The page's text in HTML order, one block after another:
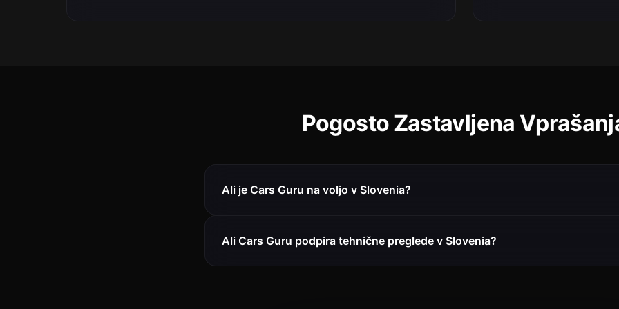
Pogosto Zastavljena
Ali je Cars Guru na voljo v Slovenia?
Ali Cars Guru podpira tehnične preglede v Slovenia?